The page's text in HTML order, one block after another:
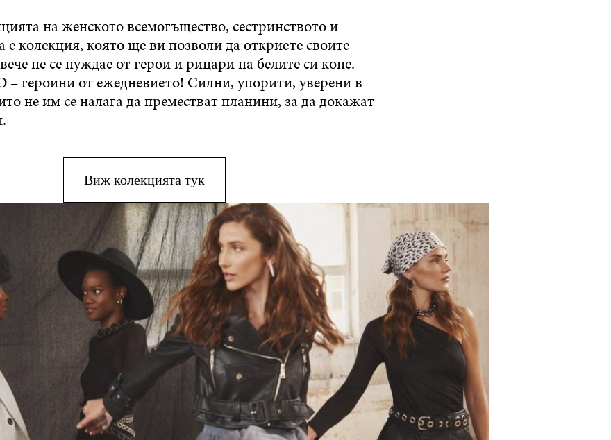
на женското всемогъщество, сестринството и
е колекция, която ще ви позволи да откриете своите
не се нуждае от герои и рицари на белите си коне.
героини от ежедневието! Силни, упорити, уверени в
не им се налага да преместват планини, за да докажат
Виж колекцията тук